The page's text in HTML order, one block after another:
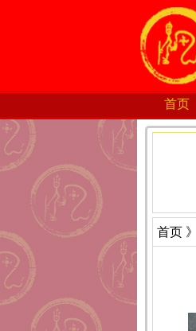
首页
首页 》